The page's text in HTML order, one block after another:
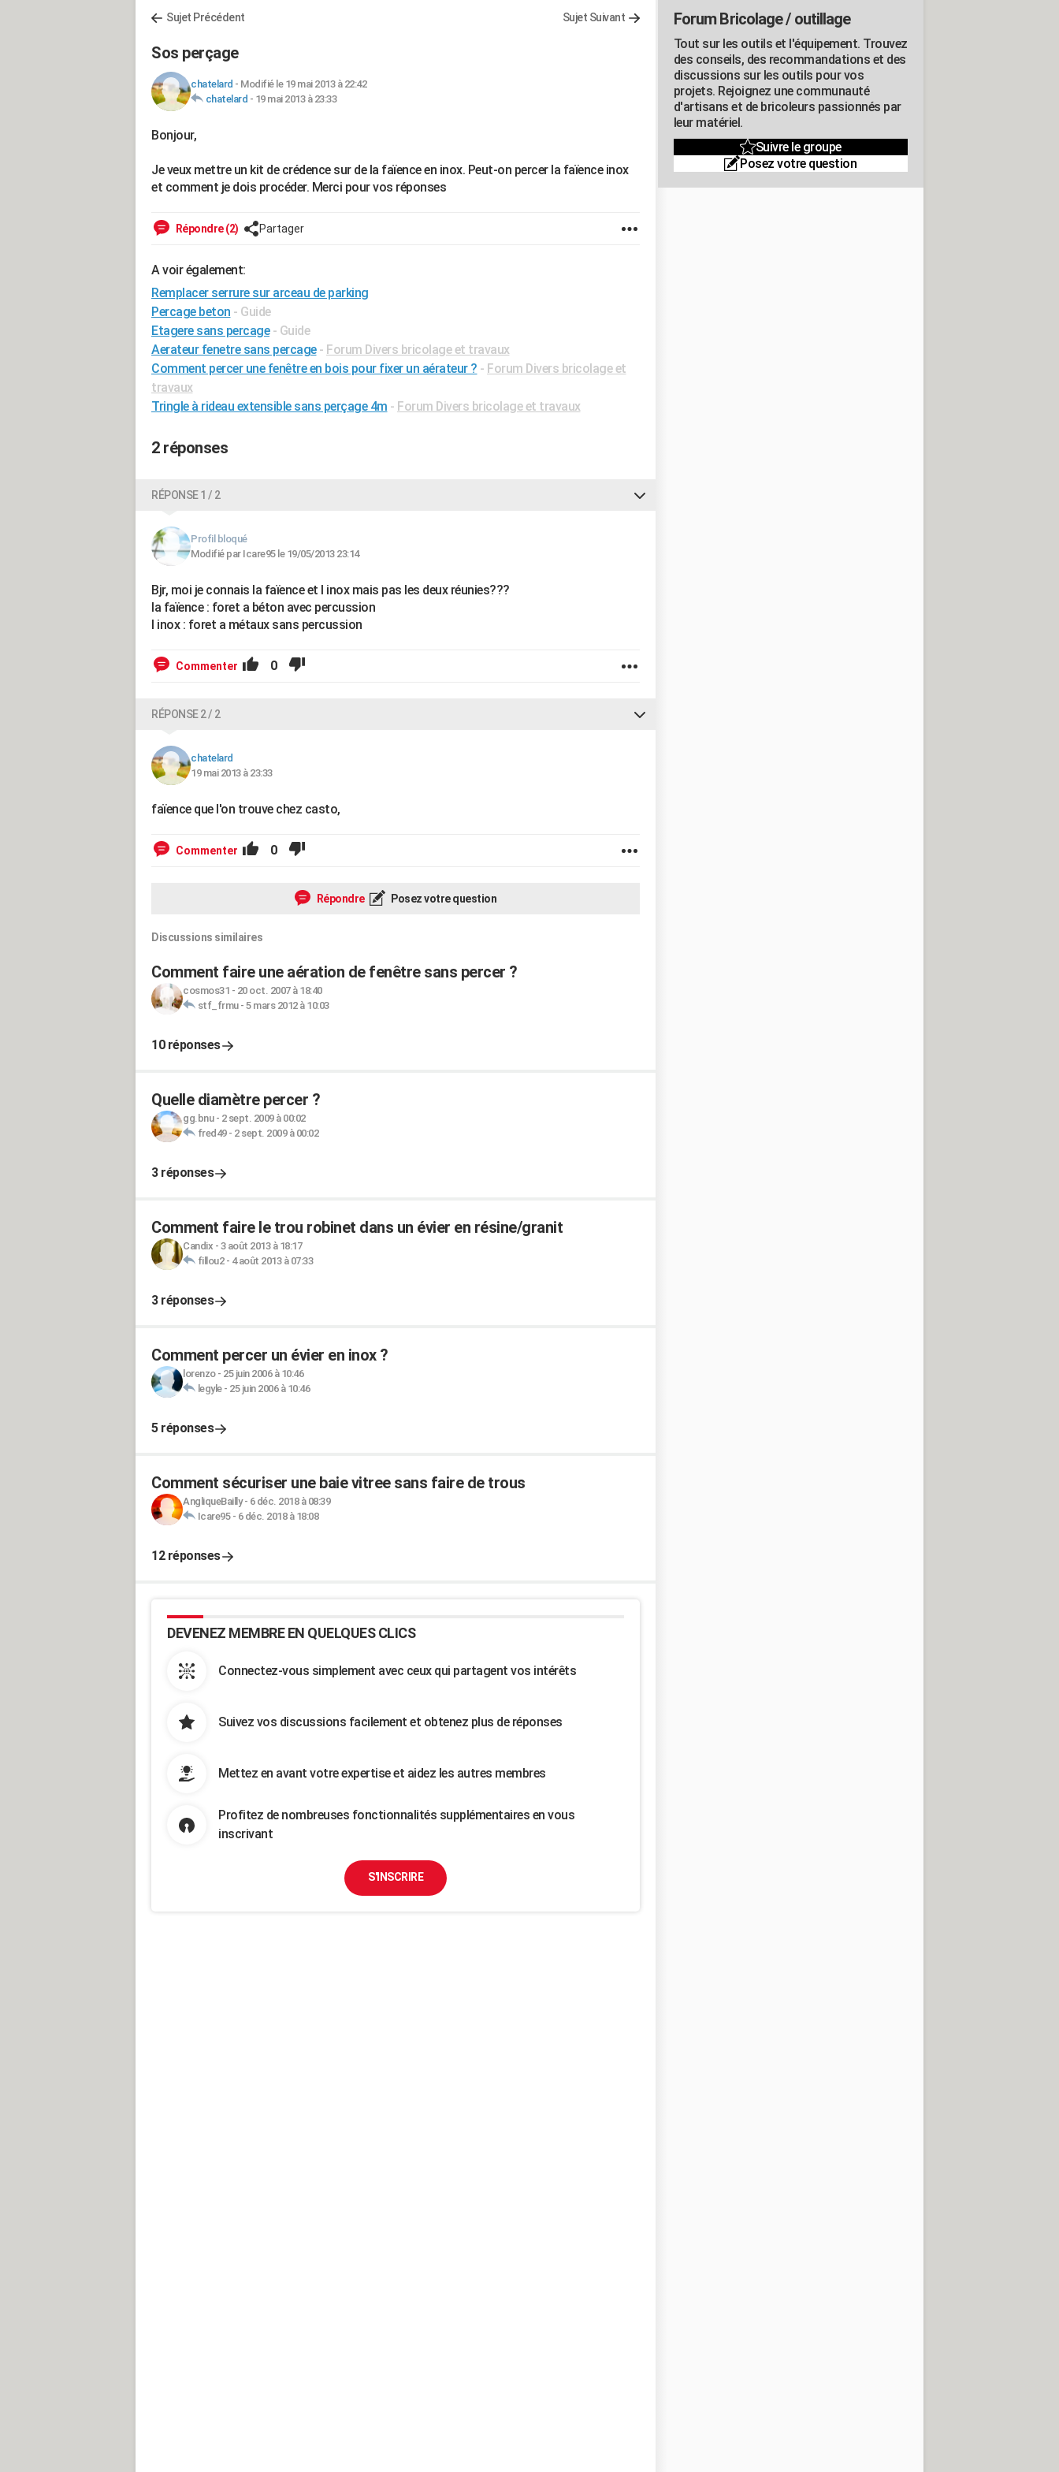
Sujet Précédent Sujet Suivant
Sos perçage
chatelard - Modifié le 19 mai 2013 à 22:42
chatelard - 19 mai 2013 à 23:33
Bonjour,
Je veux mettre un kit de crédence sur de la faïence en inox. Peut-on percer la faïence inox
et comment je dois procéder. Merci pour vos réponses
Répondre (2) Partager
A voir également:
Remplacer serrure sur arceau de parking
Percage beton - Guide
Etagere sans percage - Guide
Aerateur fenetre sans percage - Forum Divers bricolage et travaux
Comment percer une fenêtre en bois pour fixer un aérateur ? - Forum Divers bricolage et
travaux
Tringle à rideau extensible sans perçage 4m - Forum Divers bricolage et travaux
2 réponses
RÉPONSE 1 / 2
Profil bloqué
Modifié par Icare95 le 19/05/2013 23:14
Bjr, moi je connais la faïence et l inox mais pas les deux réunies???
la faïence : foret a béton avec percussion
l inox : foret a métaux sans percussion
Commenter 0
RÉPONSE 2 / 2
chatelard
19 mai 2013 à 23:33
faïence que l'on trouve chez casto,
Commenter 0
Répondre Posez votre question
Discussions similaires
Comment faire une aération de fenêtre sans percer ?
cosmos31 - 20 oct. 2007 à 18:40
stf_frmu- 5 mars 2012 à 10:03
10 réponses
Quelle diamètre percer ?
gg.bnu- 2 sept. 2009 à 00:02
fred49- 2 sept. 2009 à 00:02
3 réponses
Comment faire le trou robinet dans un évier en résine/granit
Candix - 3 août 2013 à 18:17
fillou2- 4 août 2013 à 07:33
3 réponses
Comment percer un évier en inox ?
lorenzo- 25 juin 2006 à 10:46
legyle- 25 juin 2006 à 10:46
5 réponses
Comment sécuriser une baie vitree sans faire de trous
AngliqueBailly- 6 déc. 2018 à 08:39
Icare95- 6 déc. 2018 à 18:08
12 réponses
DEVENEZ MEMBRE EN QUELQUES CLICS
Connectez-vous simplement avec ceux qui partagent vos intérêts
Suivez vos discussions facilement et obtenez plus de réponses
Mettez en avant votre expertise et aidez les autres membres
Profitez de nombreuses fonctionnalités supplémentaires en vous
inscrivant
S'INSCRIRE
Forum Bricolage / outillage
Tout sur les outils et l'équipement. Trouvez
des conseils, des recommandations et des
discussions sur les outils pour vos
projets. Rejoignez une communauté
d'artisans et de bricoleurs passionnés par
leur matériel.
Suivre le groupe
Posez votre question